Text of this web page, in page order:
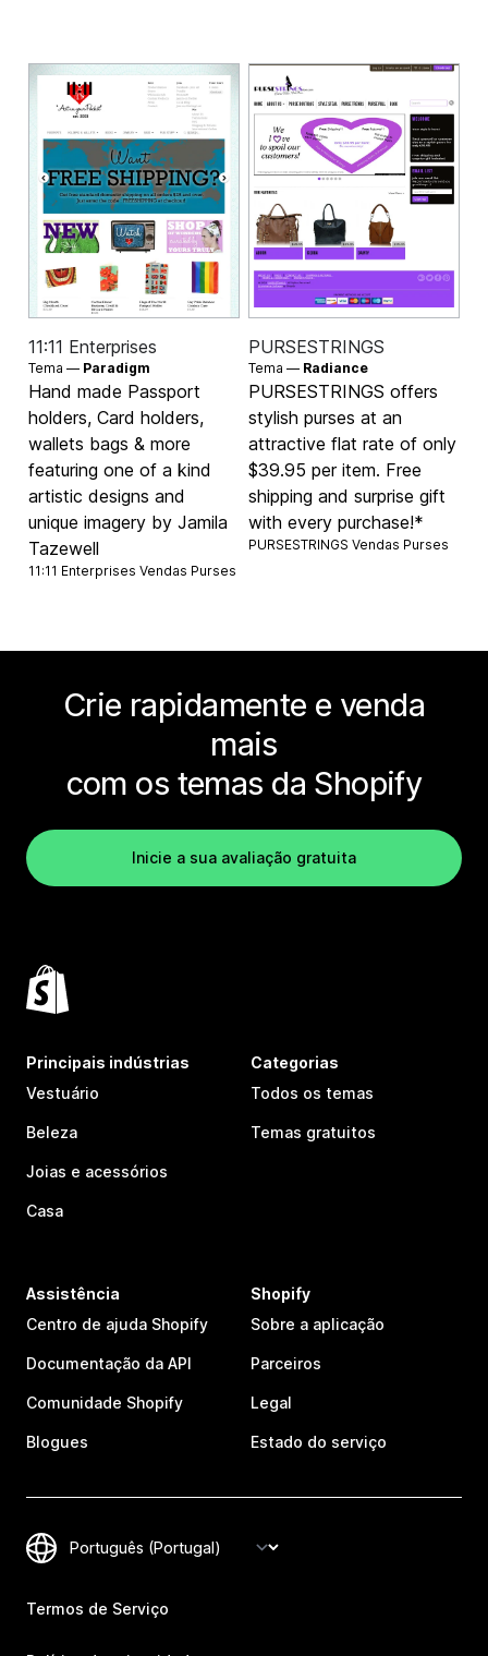
11:11 Enterprises
Tema — Paradigm
Hand made Passport
holders, Card holders,
wallets bags & more
featuring one of a kind
artistic designs and
unique imagery by Jamila
Tazewell
11:11 Enterprises Vendas Purses
PURSESTRINGS
Tema — Radiance
PURSESTRINGS offers
stylish purses at an
attractive flat rate of only
$39.95 per item. Free
shipping and surprise gift
with every purchase!*
PURSESTRINGS Vendas Purses
Crie rapidamente e venda
mais
com os temas da Shopify
Inicie a sua avaliação gratuita
Principais indústrias
Vestuário
Beleza
Joias e acessórios
Casa
Categorias
Todos os temas
Temas gratuitos
Assistência
Centro de ajuda Shopify
Documentação da API
Comunidade Shopify
Blogues
Shopify
Sobre a aplicação
Parceiros
Legal
Estado do serviço
Termos de Serviço